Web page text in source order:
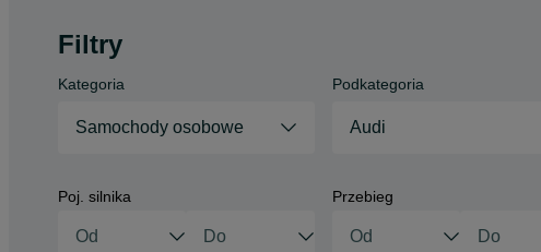
Filtry
Kategoria
Samochody osobowe
Podkategoria
Audi
Poj. silnika Przebieg